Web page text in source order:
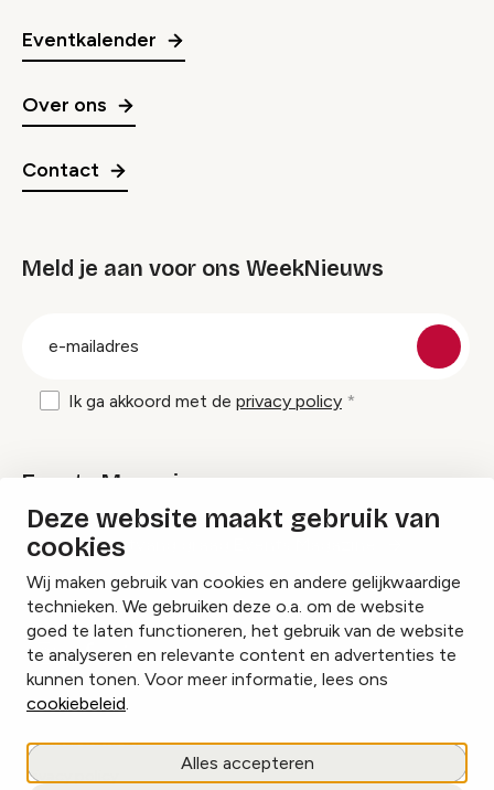
Deze website maakt gebruik van
cookies
Wij maken gebruik van cookies en andere gelijkwaardige
technieken. We gebruiken deze o.a. om de website
goed te laten functioneren, het gebruik van de website
te analyseren en relevante content en advertenties te
kunnen tonen. Voor meer informatie, lees ons
cookiebeleid.
Alles accepteren
Eventkalender
Over ons
Contact
Meld je aan voor ons WeekNieuws
Ik ga akkoord met de privacy policy
Events Magazine
Ik ontvang graag Events Magazine
InstagramFacebookLinkedIn
Cookies beheren
Privacy policy